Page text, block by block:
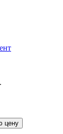
цену